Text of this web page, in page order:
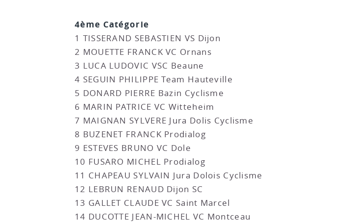
4ème Catégorie
1 TISSERAND SEBASTIEN VS Dijon
2 MOUETTE FRANCK VC Ornans
3 LUCA LUDOVIC VSC Beaune
4 SEGUIN PHILIPPE Team Hauteville
5 DONARD PIERRE Bazin Cyclisme
6 MARIN PATRICE VC Witteheim
7 MAIGNAN SYLVERE Jura Dolis Cyclisme
8 BUZENET FRANCK Prodialog
9 ESTEVES BRUNO VC Dole
10 FUSARO MICHEL Prodialog
11 CHAPEAU SYLVAIN Jura Dolois Cyclisme
12 LEBRUN RENAUD Dijon SC
13 GALLET CLAUDE VC Saint Marcel
14 DUCOTTE JEAN-MICHEL VC Montceau